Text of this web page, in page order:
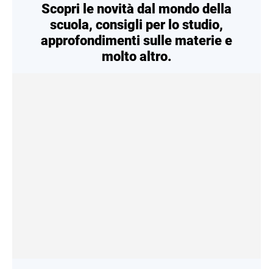
Scopri le novità dal mondo della
scuola, consigli per lo studio,
approfondimenti sulle materie e
molto altro.